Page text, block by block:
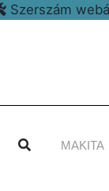
Szerszám
MAKITA